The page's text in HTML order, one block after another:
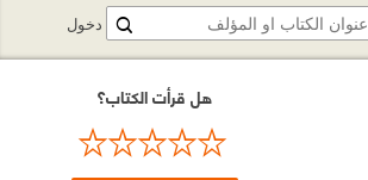
هل قرأت الكتاب؟
دخول